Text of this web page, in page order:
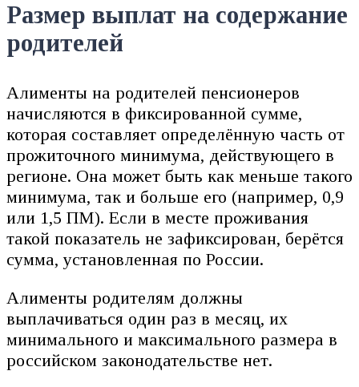
Размер выплат на содержание
родителей
Алименты на родителей пенсионеров
начисляются в фиксированной сумме,
которая составляет определённую часть от
прожиточного минимума, действующего в
регионе. Она может быть как меньше такого
минимума, так и больше его (например, 0,9
или 1,5 ПМ). Если в месте проживания
такой показатель не зафиксирован, берётся
сумма, установленная по России.
Алименты родителям должны
выплачиваться один раз в месяц, их
минимального и максимального размера в
российском законодательстве нет.